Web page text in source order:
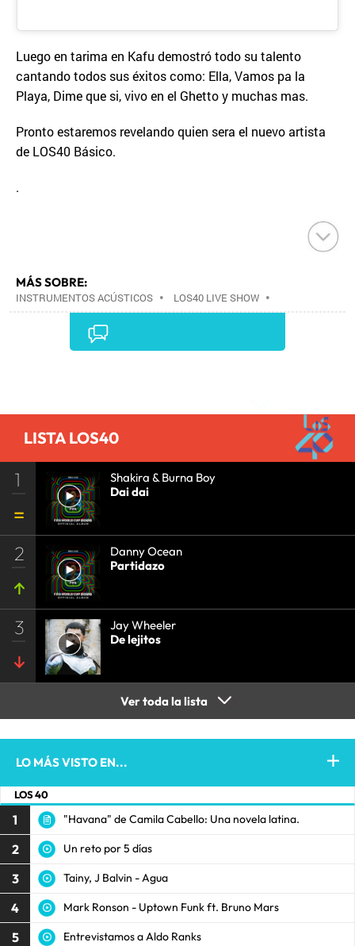
Luego en tarima en Kafu demostró todo su talento
cantando todos sus éxitos como: Ella, Vamos pa la
Playa, Dime que si, vivo en el Ghetto y muchas mas.
Pronto estaremos revelando quien sera el nuevo artista
de LOS40 Básico.
.
MÁS SOBRE:
INSTRUMENTOS ACÚSTICOS • LOS40 LIVE SHOW •
CONCIERTOS•LOS40•EVENTOS MUSICALES•
•AGENDA CULTURAL
•PRISA MEDIA•MÚSICA•GRUPO
COMUNICACIÓN•COMUNICACIÓN•
LISTA LOS40
1
Shakira & Burna Boy
Dai dai
2
Danny Ocean
Partidazo
3
Jay Wheeler
De lejitos
Ver toda la lista
LO MÁS VISTO EN...
LOS 40
1 "Havana" de Camila Cabello: Una novela latina.
2 Un reto por 5 días
3 Tainy, J Balvin - Agua
4 Mark Ronson - Uptown Funk ft. Bruno Mars
5 Entrevistamos a Aldo Ranks